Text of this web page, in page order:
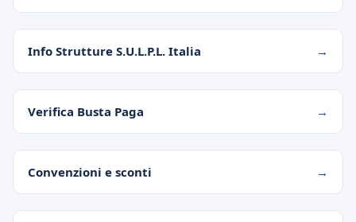
Info Strutture S.U.L.P.L. Italia
Verifica Busta Paga
Convenzioni e sconti